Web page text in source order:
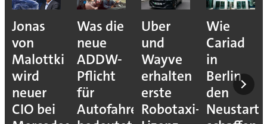
Jonas
von
Malottki
wird
neuer
CIO bei
Was die
neue
ADDW-
Pflicht
für
Autofahrer
Uber
und
Wayve
erhalten
erste
Robotaxi-
Wie
Cariad
in
Berlin
den
Neustart